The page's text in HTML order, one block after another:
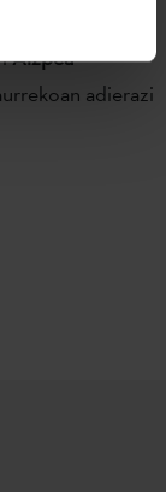
honen
Aizpea
adierazi